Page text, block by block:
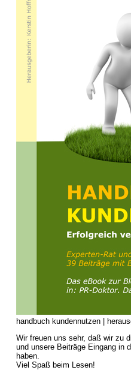
handbuch kundennutzen |
Wir freuen uns sehr, daß wir zu
und unsere Beiträge Eingang in
haben.
Viel Spaß beim Lesen!